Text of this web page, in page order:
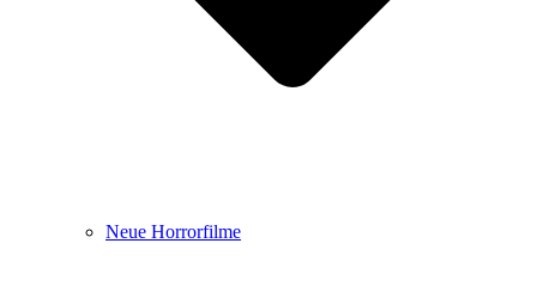
Neue Horrorfilme